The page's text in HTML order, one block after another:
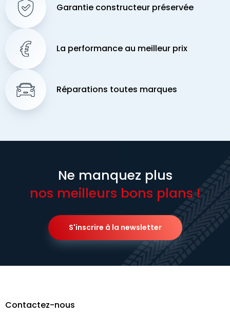
Garantie constructeur préservée
La performance au meilleur prix
Réparations toutes marques
Ne manquez plus
nos meilleurs bons plans !
S'inscrire à la newsletter
Contactez-nous